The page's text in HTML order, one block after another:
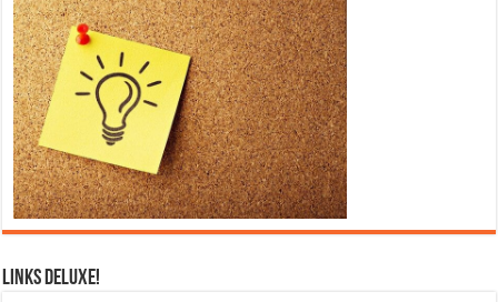
Links DeLuXe!